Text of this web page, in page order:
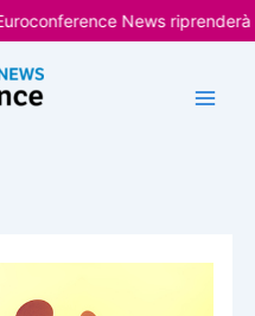
News riprenderà le